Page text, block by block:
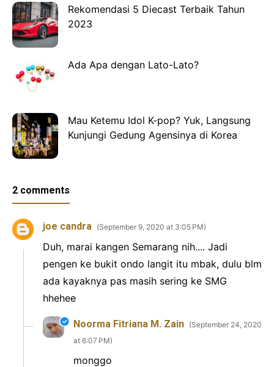
Rekomendasi 5 Diecast Terbaik Tahun
2023
Ada Apa dengan Lato-Lato?
Mau Ketemu Idol K-pop? Yuk, Langsung
Kunjungi Gedung Agensinya di Korea
2 comments
joe candra September 9, 2020 at 3:05 PM
Duh, marai kangen Semarang nih.... Jadi
pengen ke bukit ondo langit itu mbak, dulu blm
ada kayaknya pas masih sering ke SMG
hhehee
Noorma Fitriana M. Zain
September 24, 2020
at 6:07 PM
monggo